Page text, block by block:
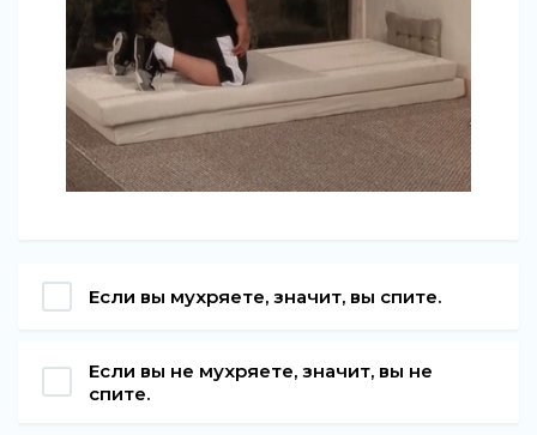
Если вы мухряете, значит, вы спите.
Если вы не мухряете, значит, вы не
спите.